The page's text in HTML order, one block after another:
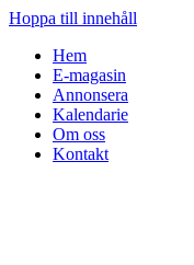
Hoppa till innehåll
Hem
E-magasin
Annonsera
Kalendarie
Om oss
Kontakt